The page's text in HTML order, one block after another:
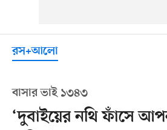
রস+আলো
বাসার ভাই ১৩৪৩
‘দুবাইয়ের নথি ফাঁসে